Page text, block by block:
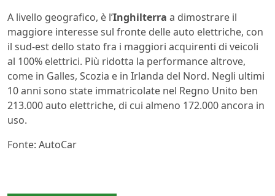
A livello geografico, è l’Inghilterra a dimostrare il
maggiore interesse sul fronte delle auto elettriche, con
il sud-est dello stato fra i maggiori acquirenti di veicoli
al 100% elettrici. Più ridotta la performance altrove,
come in Galles, Scozia e in Irlanda del Nord. Negli ultimi
10 anni sono state immatricolate nel Regno Unito ben
213.000 auto elettriche, di cui almeno 172.000 ancora in
uso.
Fonte: AutoCar